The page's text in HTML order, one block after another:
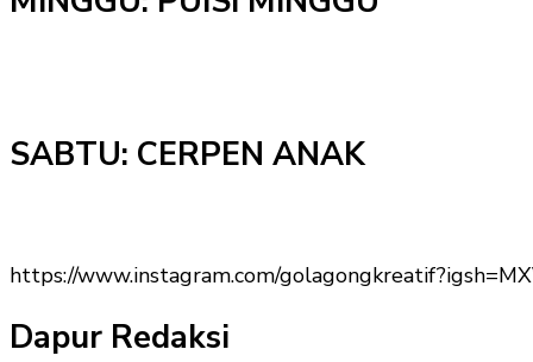
SABTU: CERPEN ANAK
https://www.instagram.com/
Dapur Redaksi